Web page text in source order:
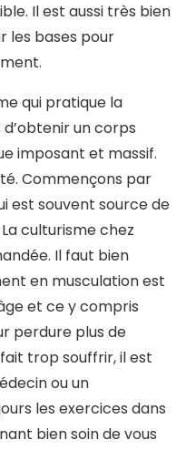
Il est aussi très bien
les bases pour
qui pratique la
un corps
imposant et massif.
Commençons par
est souvent source de
culturisme chez
Il faut bien
en musculation est
et ce y compris
perdure plus de
trop souffrir, il est
ou un
les exercices dans
bien soin de vous